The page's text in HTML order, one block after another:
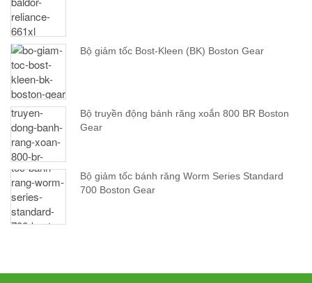
Bộ giảm tốc Bost-Kleen (BK) Boston Gear
Bộ truyền động bánh răng xoắn 800 BR Boston
Gear
Bộ giảm tốc bánh răng Worm Series Standard
700 Boston Gear